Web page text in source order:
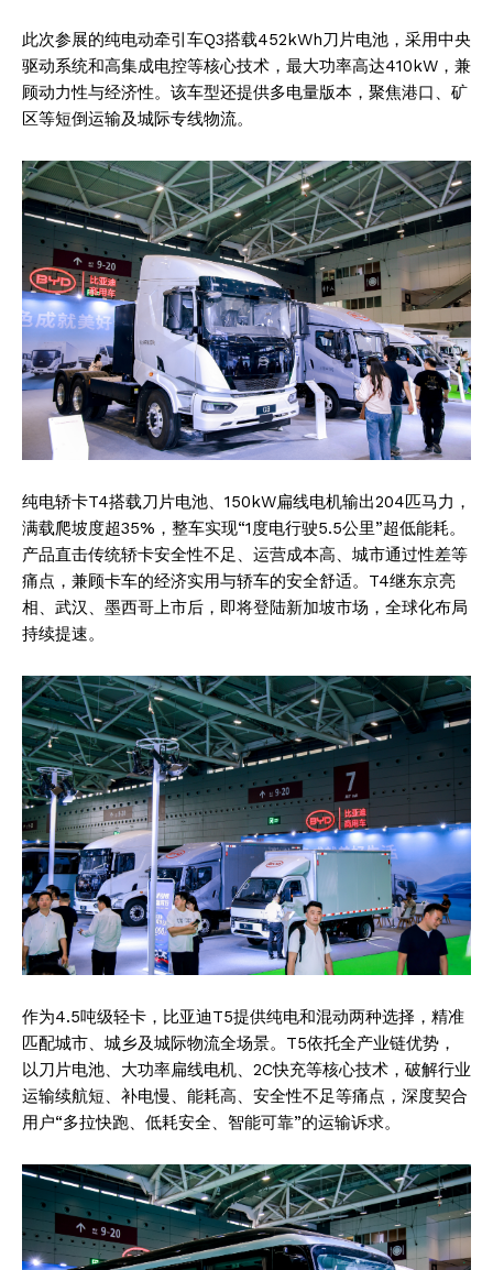
此次参展的纯电动牵引车Q3搭载452kWh刀片电池，采用中央
驱动系统和高集成电控等核心技术，最大功率高达410kW，兼
顾动力性与经济性。该车型还提供多电量版本，聚焦港口、矿
区等短倒运输及城际专线物流。
纯电轿卡T4搭载刀片电池、150kW扁线电机输出204匹马力，
满载爬坡度超35%，整车实现“1度电行驶5.5公里”超低能耗。
产品直击传统轿卡安全性不足、运营成本高、城市通过性差等
痛点，兼顾卡车的经济实用与轿车的安全舒适。T4继东京亮
相、武汉、墨西哥上市后，即将登陆新加坡市场，全球化布局
持续提速。
作为4.5吨级轻卡，比亚迪T5提供纯电和混动两种选择，精准
匹配城市、城乡及城际物流全场景。T5依托全产业链优势，
以刀片电池、大功率扁线电机、2C快充等核心技术，破解行业
运输续航短、补电慢、能耗高、安全性不足等痛点，深度契合
用户“多拉快跑、低耗安全、智能可靠”的运输诉求。